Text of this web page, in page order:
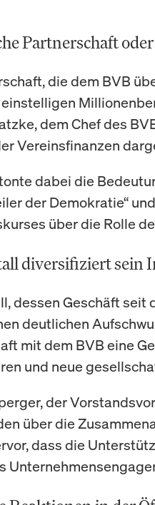
Partnerschaft
die dem BVB
dem Chef des
Vereinsfinanzen
dabei die
der Demokratie“
über die Rolle
diversifiziert sein
dessen Geschäft seit
deutlichen
mit dem BVB eine
und neue
der
über die
dass die